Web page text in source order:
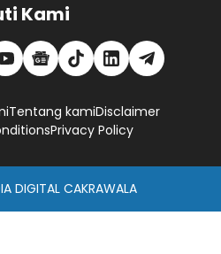
Kami
Tentang kamiDisclaimer
Privacy Policy
DIGITAL CAKRAWALA